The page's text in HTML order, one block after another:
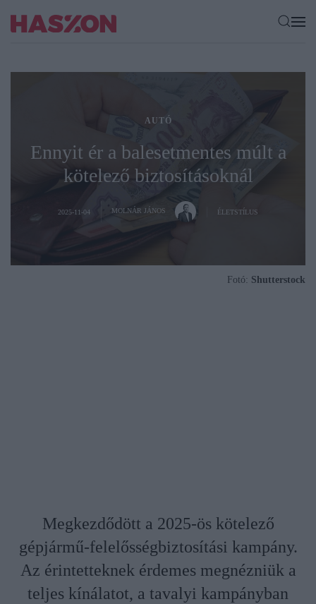
AUTÓ
Ennyit ér a balesetmentes múlt a
kötelező biztosításoknál
2025-11-04 MOLNÁR JÁNOS ÉLETSTÍLUS
Fotó: Shutterstock
Megkezdődött a 2025-ös kötelező
gépjármű-felelősségbiztosítási kampány.
Az érintetteknek érdemes megnézniük a
teljes kínálatot, a tavalyi kampányban